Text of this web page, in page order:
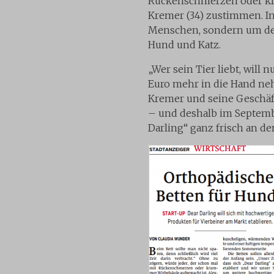
Kremer (34) zustimmen.
Menschen, sondern um
Hund und Katz.
„Wer sein Tier liebt, will
Euro mehr in die Hand
Kremer und seine
– und deshalb im
Darling“ ganz frisch an